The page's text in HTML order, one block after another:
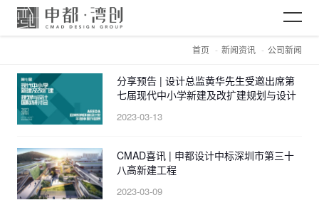
关于CMAD
项目案例
首页 新闻资讯 公司新闻
分享预告 | 设计总监黄华先生受邀出席第
七届现代中小学新建及改扩建规划与设计
2023-03-13
CMAD喜讯 | 申都设计中标深圳市第三十
八高新建工程
2023-03-09